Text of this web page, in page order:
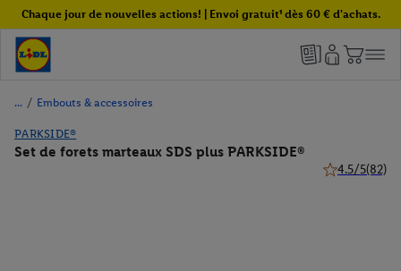
Chaque jour de nouvelles actions! | Envoi gratuit¹ dès 60 € d'achats.
/ Embouts & accessoires
PARKSIDE®
Set de forets marteaux SDS plus PARKSIDE®
4.5/5(82)